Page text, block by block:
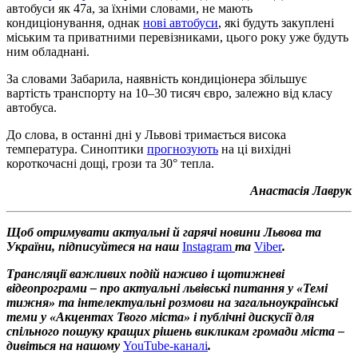
автобуси як 47а, за їхніми словами, не мають
кондиціонування, однак нові автобуси, які будуть закуплені
міським та приватними перевізниками, цього року уже будуть
ним обладнані.
За словами Забарила, наявність кондиціонера збільшує
вартість транспорту на 10–30 тисяч євро, залежно від класу
автобуса.
До слова, в останні дні у Львові тримається висока
температура. Синоптики прогнозують на ці вихідні
короткочасні дощі, грози та 30° тепла.
Анастасія Лаврук
Щоб отримувати актуальні й гарячі новини Львова та
України, підписуйтеся на наш Instagram та Viber.
Трансляції важливих подій наживо і щотижневі
відеопрограми – про актуальні львівські питання у «Темі
тижня» та інтелектуальні розмови на загальноукраїнські
теми у «Акцентах Твого міста» і публічні дискусії для
спільного пошуку кращих рішень викликам громади міста –
дивіться на нашому YouTube-каналі.